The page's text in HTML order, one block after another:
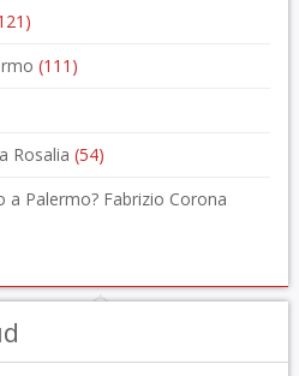
(111)
Rosalia (54)
Palermo? Fabrizio Corona